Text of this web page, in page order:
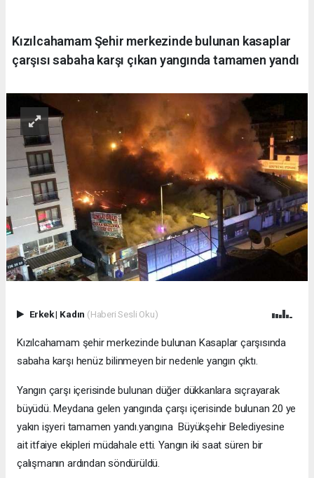
Kızılcahamam Şehir merkezinde bulunan kasaplar
çarşısı sabaha karşı çıkan yangında tamamen yandı
Erkek| Kadın (Haberi Sesli Oku)
Kızılcahamam şehir merkezinde bulunan Kasaplar çarşısında
sabaha karşı henüz bilinmeyen bir nedenle yangın çıktı.
Yangın çarşı içerisinde bulunan düğer dükkanlara sıçrayarak
büyüdü. Meydana gelen yangında çarşı içerisinde bulunan 20 ye
yakın işyeri tamamen yandı.yangına Büyükşehir Belediyesine
ait itfaiye ekipleri müdahale etti. Yangın iki saat süren bir
çalışmanın ardından söndürüldü.